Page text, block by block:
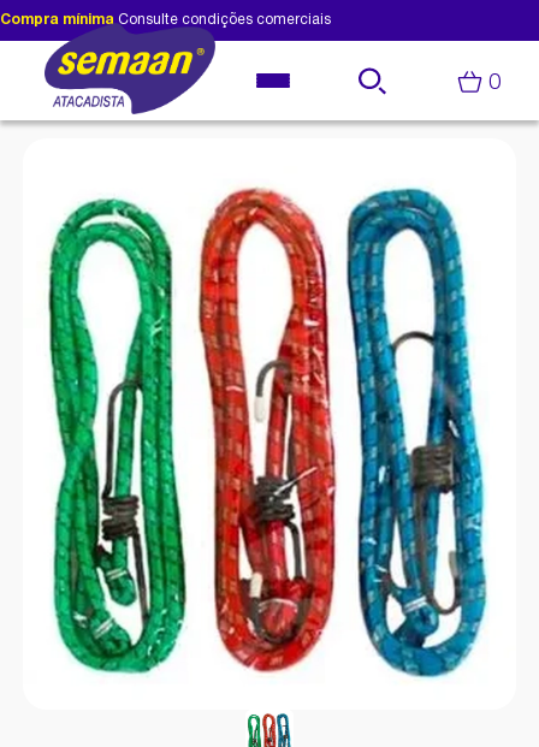
Compra mínima Consulte condições comerciais
0